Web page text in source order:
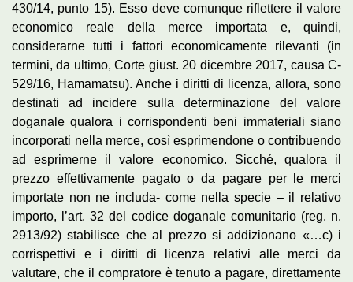
430/14, punto 15). Esso deve comunque riflettere il valore
economico reale della merce importata e, quindi,
considerarne tutti i fattori economicamente rilevanti (in
termini, da ultimo, Corte giust. 20 dicembre 2017, causa C-
529/16, Hamamatsu). Anche i diritti di licenza, allora, sono
destinati ad incidere sulla determinazione del valore
doganale qualora i corrispondenti beni immateriali siano
incorporati nella merce, così esprimendone o contribuendo
ad esprimerne il valore economico. Sicché, qualora il
prezzo effettivamente pagato o da pagare per le merci
importate non ne includa- come nella specie – il relativo
importo, l’art. 32 del codice doganale comunitario (reg. n.
2913/92) stabilisce che al prezzo si addizionano «…c) i
corrispettivi e i diritti di licenza relativi alle merci da
valutare, che il compratore è tenuto a pagare, direttamente